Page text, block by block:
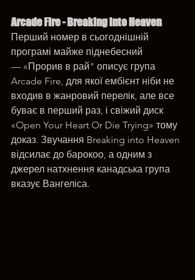
Arcade Fire - Breaking into Heaven
Перший номер в сьогоднішній
програмі майже піднебесний
— «Прорив в рай" описує група
Arcade Fire, для якої ембієнт ніби не
входив в жанровий перелік, але все
буває в перший раз, і свіжий диск
«Open Your Heart Or Die Trying» тому
доказ. Звучання Breaking into Heaven
відсилає до барокоо, а одним з
джерел натхнення канадська група
вказує Вангеліса.